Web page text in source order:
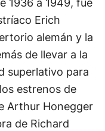
Erich
alemán y la
de llevar a la
superlativo para
estrenos de
Arthur Honegger
de Richard